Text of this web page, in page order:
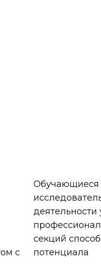
с
Обучающиеся
секций
потенциала